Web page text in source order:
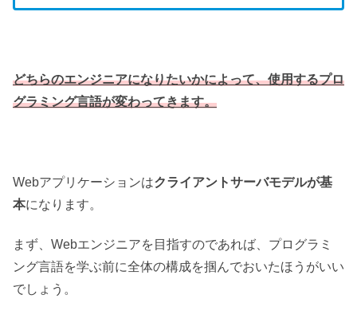
どちらのエンジニアになりたいかによって、使用するプロ
グラミング言語が変わってきます。
Webアプリケーションはクライアントサーバモデルが基
本になります。
まず、Webエンジニアを目指すのであれば、プログラミ
ング言語を学ぶ前に全体の構成を掴んでおいたほうがいい
でしょう。